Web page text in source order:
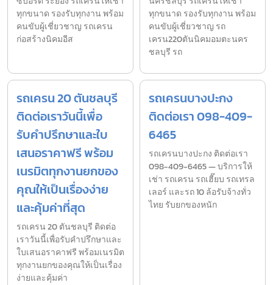
ทุกขนาด รองรับทุกงาน พร้อม
คนขับผู้เชี่ยวชาญ รถเครน
ก่อสร้างนิคมอีส
ทุกขนาด รองรับทุกงาน พร้อม
คนขับผู้เชี่ยวชาญ รถ
เครน220ตันนิคมอมตะนคร
ชลบุรี รถ
รถเครน 20 ตันชลบุรี
ติดต่อเราวันนี้เพื่อ
รับคำปรึกษาและใบ
เสนอราคาฟรี พร้อม
เนรมิตทุกงานยกของ
คุณให้เป็นเรื่องง่าย
และคุ้มค่าที่สุด
รถเครน 20 ตันชลบุรี ติดต่อ
เราวันนี้เพื่อรับคำปรึกษาและ
ใบเสนอราคาฟรี พร้อมเนรมิต
ทุกงานยกของคุณให้เป็นเรื่อง
ง่ายและคุ้มค่า
รถเครนบางปะกง
ติดต่อเรา 098-409-
6465
รถเครนบางปะกง ติดต่อเรา
098-409-6465 — บริการให้
เช่า รถเครน รถเฮี๊ยบ รถเทรล
เลอร์ และรถ 10 ล้อรับจ้างทั่ว
ไทย รับยกของหนัก